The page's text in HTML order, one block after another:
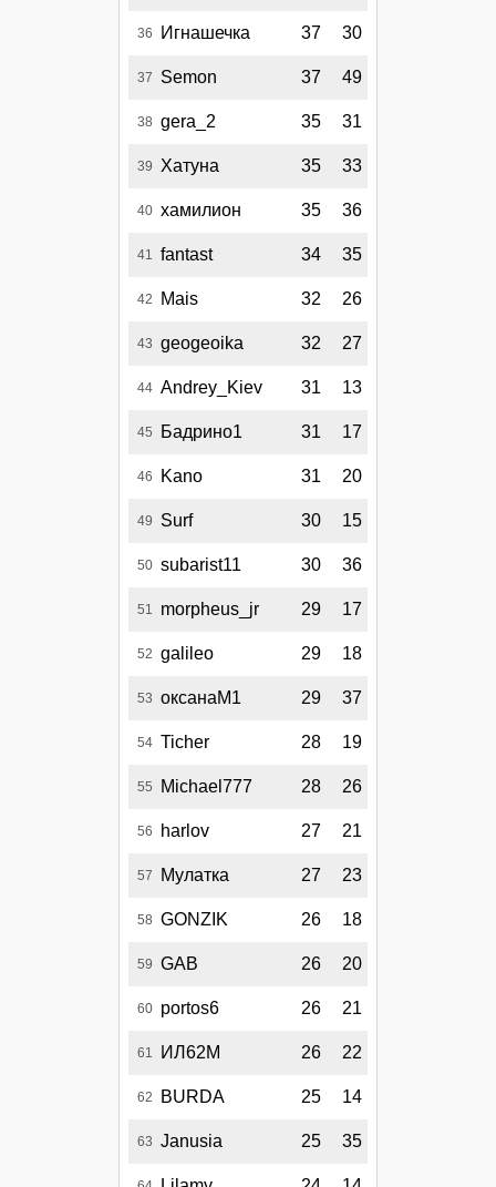
36 Игнашечка 37 30
37 Semon 37 49
38 gera_2 35 31
39 Хатуна 35 33
40 хамилион 35 36
41 fantast 34 35
42 Mais 32 26
43 geogeoika 32 27
44 Andrey_Kiev 31 13
45 Бадрино1 31 17
46 Kano 31 20
49 Surf 30 15
50 subarist11 30 36
51 morpheus_jr 29 17
52 galileo 29 18
53 оксанаМ1 29 37
54 Ticher 28 19
55 Michael777 28 26
56 harlov 27 21
57 Мулатка 27 23
58 GONZIK 26 18
59 GAB 26 20
60 portos6 26 21
61 ИЛ62М 26 22
62 BURDA 25 14
63 Janusia 25 35